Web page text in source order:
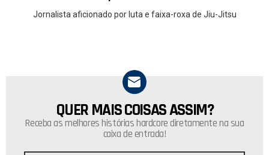
Jornalista aficionado por luta e faixa-roxa de Jiu-Jitsu
NEWSLETTER
QUER MAIS COISAS ASSIM?
Receba as melhores histórias hardcore diretamente na sua
caixa de entrada!